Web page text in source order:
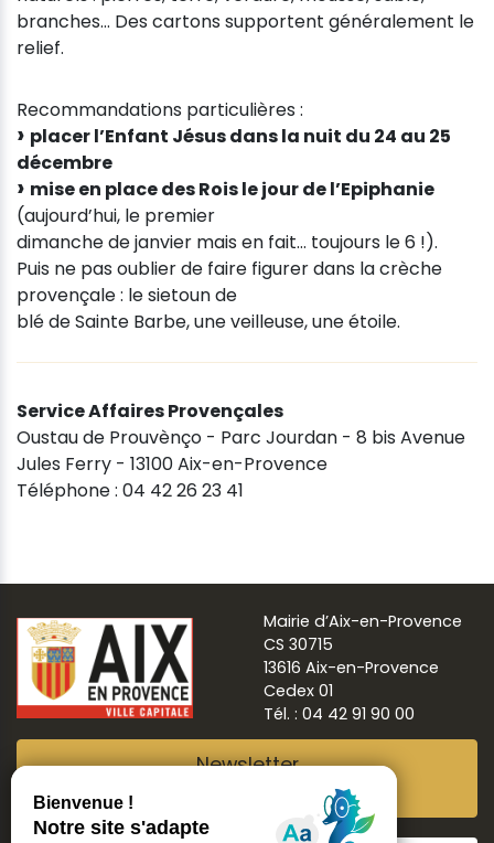
branches… Des cartons supportent généralement le
relief.
Recommandations particulières :
placer l’Enfant Jésus dans la nuit du 24 au 25
décembre
mise en place des Rois le jour de l’Epiphanie
(aujourd’hui, le premier
dimanche de janvier mais en fait… toujours le 6 !).
Puis ne pas oublier de faire figurer dans la crèche
provençale : le sietoun de
blé de Sainte Barbe, une veilleuse, une étoile.
Service Affaires Provençales
Oustau de Prouvènço - Parc Jourdan - 8 bis Avenue
Jules Ferry - 13100 Aix-en-Provence
Téléphone : 04 42 26 23 41
Mairie d’Aix-en-Provence
CS 30715
13616 Aix-en-Provence
Cedex 01
Tél. : 04 42 91 90 00
Newsletter